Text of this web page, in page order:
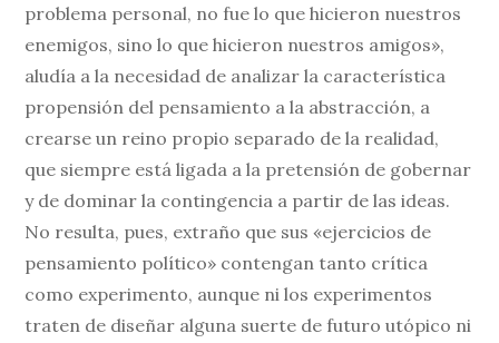
problema personal, no fue lo que hicieron nuestros
enemigos, sino lo que hicieron nuestros amigos»,
aludía a la necesidad de analizar la característica
propensión del pensamiento a la abstracción, a
crearse un reino propio separado de la realidad,
que siempre está ligada a la pretensión de gobernar
y de dominar la contingencia a partir de las ideas.
No resulta, pues, extraño que sus «ejercicios de
pensamiento político» contengan tanto crítica
como experimento, aunque ni los experimentos
traten de diseñar alguna suerte de futuro utópico ni